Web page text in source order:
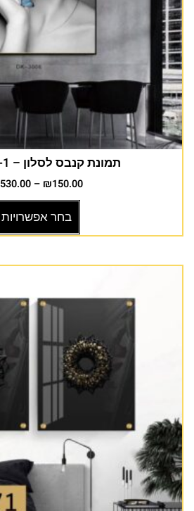
תמונת קנבס לסלון – dk-3006-1
₪150.00
–
530.00
בחר אפשרויות